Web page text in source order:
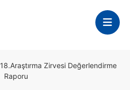
18.Araştırma Zirvesi Değerlendirme
Raporu